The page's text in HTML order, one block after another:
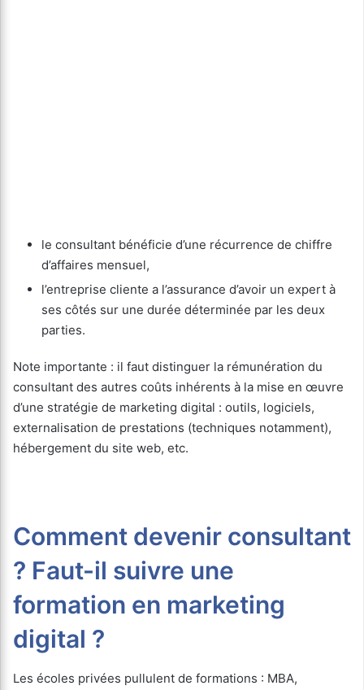
le consultant bénéficie d’une récurrence de chiffre
d’affaires mensuel,
l’entreprise cliente a l’assurance d’avoir un expert à
ses côtés sur une durée déterminée par les deux
parties.
Note importante : il faut distinguer la rémunération du
consultant des autres coûts inhérents à la mise en œuvre
d’une stratégie de marketing digital : outils, logiciels,
externalisation de prestations (techniques notamment),
hébergement du site web, etc.
Comment devenir consultant
? Faut-il suivre une
formation en marketing
digital ?
Les écoles privées pullulent de formations : MBA,